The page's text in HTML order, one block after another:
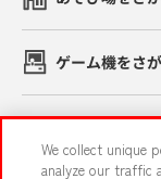
ゲーム機をさ
We collect unique
analyze our traffic